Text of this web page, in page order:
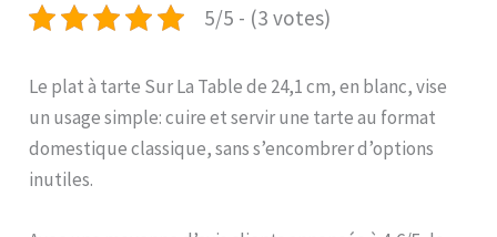
5/5 - (3 votes)
Le plat à tarte Sur La Table de 24,1 cm, en blanc, vise
un usage simple: cuire et servir une tarte au format
domestique classique, sans s’encombrer d’options
inutiles.